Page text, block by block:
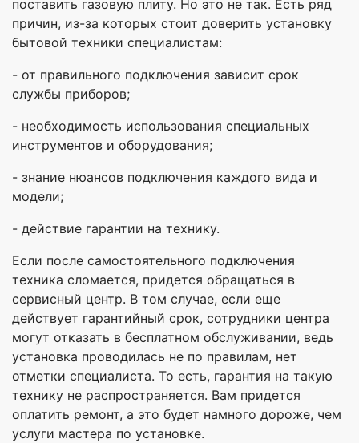
поставить газовую плиту. Но это не так. Есть ряд
причин, из-за которых стоит доверить установку
бытовой техники специалистам:
- от правильного подключения зависит срок
службы приборов;
- необходимость использования специальных
инструментов и оборудования;
- знание нюансов подключения каждого вида и
модели;
- действие гарантии на технику.
Если после самостоятельного подключения
техника сломается, придется обращаться в
сервисный центр. В том случае, если еще
действует гарантийный срок, сотрудники центра
могут отказать в бесплатном обслуживании, ведь
установка проводилась не по правилам, нет
отметки специалиста. То есть, гарантия на такую
технику не распространяется. Вам придется
оплатить ремонт, а это будет намного дороже, чем
услуги мастера по установке.